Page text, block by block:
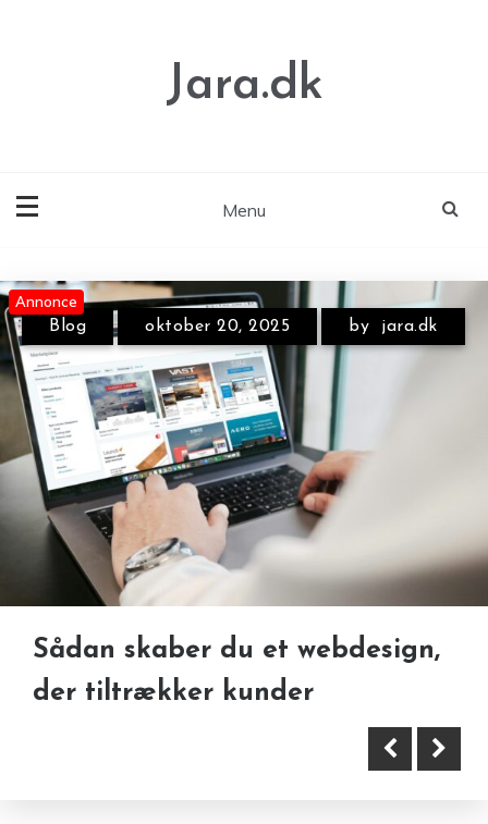
Jara.dk
Menu
Annonce
Teknologi som drivkraft for
Annonce
Appudvikling i fremtiden:
uundværlig del af moderne
Blog oktober 20, 2025 by jara.dk
Annonce
Sådan skaber du et webdesign,
der tiltrækker kunder